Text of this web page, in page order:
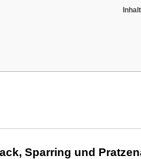
Sparring und